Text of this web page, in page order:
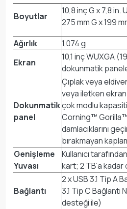
Boyutlar
10,8 inç G x 7,8 in.
275 mm G x 199
Ağırlık
1,074 g
Ekran
10,1 inç WUXGA
dokunmatik
Dokunmatik
panel
Çıplak veya
veya iletken ekran
çok modlu
Corning™
damlacıklarını
bırakmayan
Genişleme
Yuvası
Kullanıcı
kart; 2 TB'a
Bağlantı
2 x USB 3.1 Tip A
3.1 Tip C Bağlantı
desteği ile)